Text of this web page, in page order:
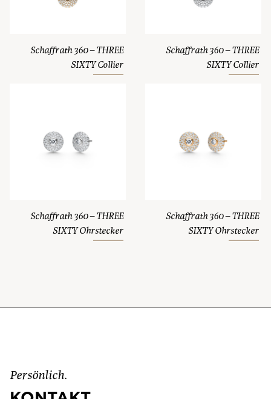
Schaffrath 360 – THREE
SIXTY Collier
Schaffrath 360 – THREE
SIXTY Collier
Schaffrath 360 – THREE
SIXTY Ohrstecker
Schaffrath 360 – THREE
SIXTY Ohrstecker
Persönlich.